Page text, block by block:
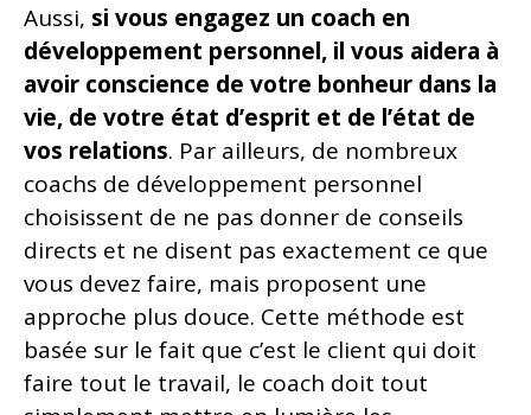
Aussi, si vous engagez un coach en
développement personnel, il vous aidera à
avoir conscience de votre bonheur dans la
vie, de votre état d’esprit et de l’état de
vos relations. Par ailleurs, de nombreux
coachs de développement personnel
choisissent de ne pas donner de conseils
directs et ne disent pas exactement ce que
vous devez faire, mais proposent une
approche plus douce. Cette méthode est
basée sur le fait que c’est le client qui doit
faire tout le travail, le coach doit tout